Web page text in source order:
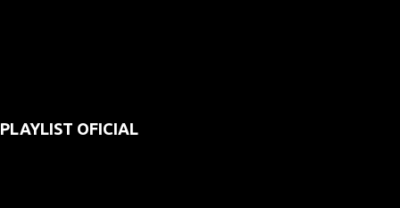
PLAYLIST OFICIAL